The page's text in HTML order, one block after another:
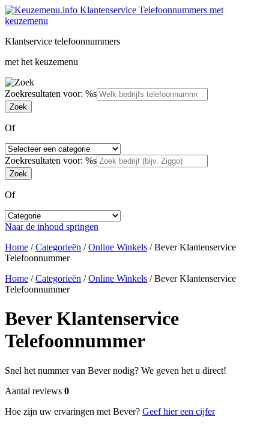
Klantservice telefoonnummers
met het keuzemenu
Zoekresultaten voor: %s
Of
Zoekresultaten voor: %s
Of
Naar de inhoud springen
Home /Categorieën /Online Winkels /Bever Klantenservice
Telefoonnummer
Home /Categorieën /Online Winkels /Bever Klantenservice
Telefoonnummer
Bever Klantenservice
Telefoonnummer
Snel het nummer van Bever nodig? We geven het u direct!
Aantal reviews 0
Hoe zijn uw ervaringen met Bever? Geef hier een cijfer